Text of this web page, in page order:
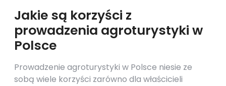
Jakie są korzyści z
prowadzenia agroturystyki w
Polsce
Prowadzenie agroturystyki w Polsce niesie ze
sobą wiele korzyści zarówno dla właścicieli